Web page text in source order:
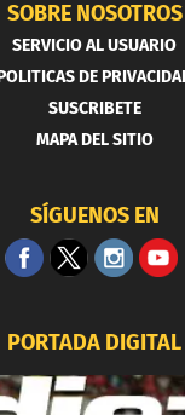
SOBRE NOSOTROS
SERVICIO AL USUARIO
DE
SUSCRIBETE
MAPA DEL SITIO
SÍGUENOS EN
PORTADA DIGITAL